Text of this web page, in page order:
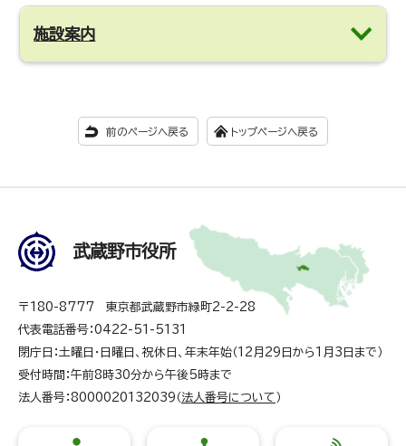
施設案内
前のページへ戻る トップページへ戻る
武蔵野市役所
〒180-8777 東京都武蔵野市緑町2-2-28
代表電話番号：0422-51-5131
閉庁日：土曜日・日曜日、祝休日、年末年始（12月29日から1月3日まで）
受付時間：午前8時30分から午後5時まで
法人番号：8000020132039（法人番号について ）